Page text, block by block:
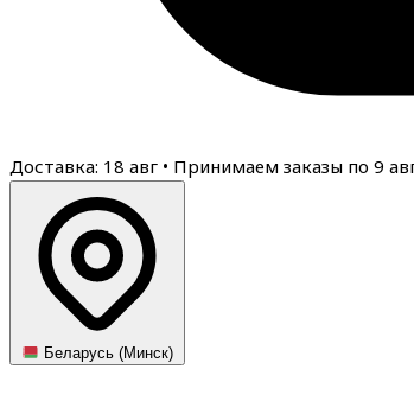
Доставка: 18 авг • Принимаем заказы по 9
Беларусь (Минск)